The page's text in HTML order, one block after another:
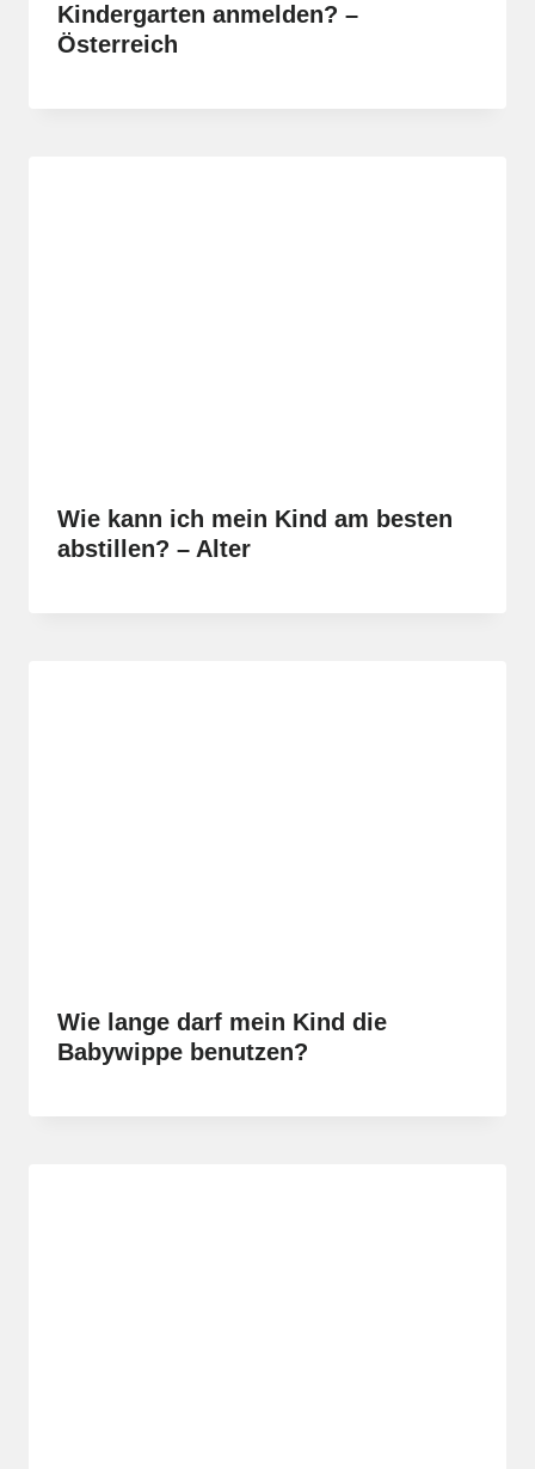
Kindergarten anmelden? –
Österreich
Wie kann ich mein Kind am besten
abstillen? – Alter
Wie lange darf mein Kind die
Babywippe benutzen?